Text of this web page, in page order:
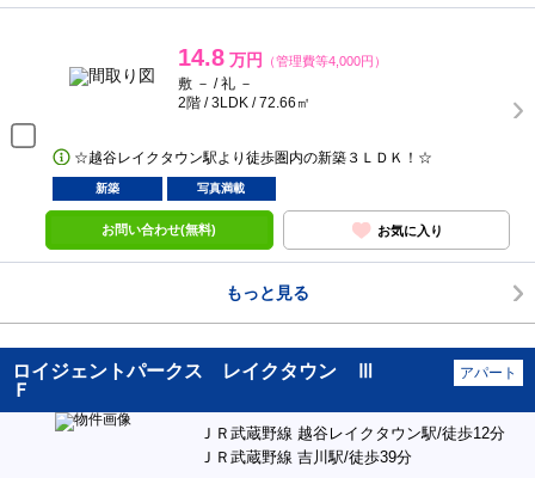
14.8 万円 （管理費等4,000円）
敷 － / 礼 －
2階 / 3LDK / 72.66㎡
☆越谷レイクタウン駅より徒歩圏内の新築３ＬＤＫ！☆
新築 写真満載
お問い合わせ(無料) お気に入り
もっと見る
ロイジェントパークス レイクタウン Ⅲ
Ｆ
アパート
ＪＲ武蔵野線 越谷レイクタウン駅/徒歩12分
ＪＲ武蔵野線 吉川駅/徒歩39分